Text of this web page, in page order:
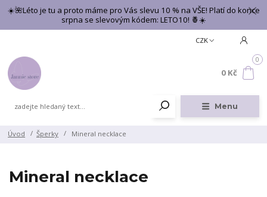
☀️🌺Léto je tu a proto máme pro Vás slevu 10 % na VŠE! Platí do konce
srpna se slevovým kódem: LETO10! 🍍☀️
Menu
CZK
0
0 Kč
Úvod Šperky Mineral necklace
Mineral necklace